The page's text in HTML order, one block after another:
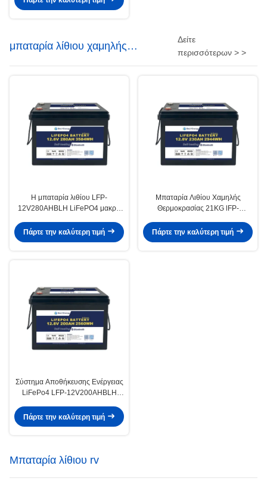
μπαταρία λίθιου χαμηλής
θερμοκρασίας
Δείτε
περισσότερων > >
Η μπαταρία λιθίου LFP-
12V280AHBLH LiFePO4 μακρά
αυτοαπολύσεων
Πάρτε την καλύτερη τιμή
Μπαταρία Λιθίου Χαμηλής
Θερμοκρασίας 21KG lFP-
°C Πρισματικά Κύτταρα
Πάρτε την καλύτερη τιμή
Σύστημα Αποθήκευσης Ενέργειας
LiFePo4 LFP-12V200AHBLH
Θερμοκρασίας -20°C έως 60°C
Πάρτε την καλύτερη τιμή
Μπαταρία λίθιου rv